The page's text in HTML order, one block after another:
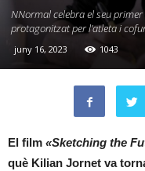
NNormal celebra el seu
protagonitzat per l’atleta i
juny 16, 2023 1043
El film «Sketching the
què Kilian Jornet va